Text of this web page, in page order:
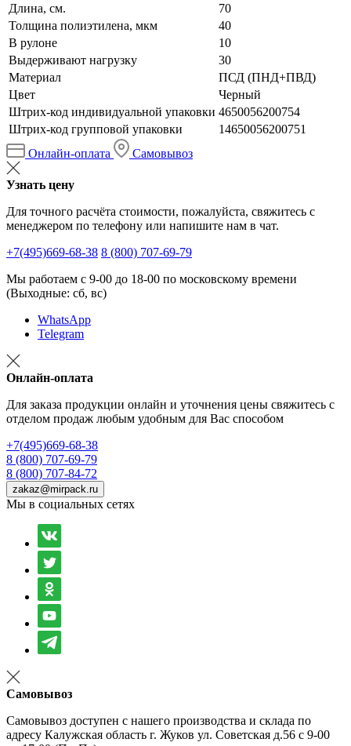
Длина, см.
70
Толщина полиэтилена, мкм
40
В рулоне
10
Выдерживают нагрузку
30
Материал
ПСД (ПНД+ПВД)
Цвет
Черный
Штрих-код индивидуальной упаковки 4650056200754
Штрих-код групповой упаковки
14650056200751
Онлайн-оплата
Самовывоз
Узнать цену
Для точного расчёта стоимости, пожалуйста, свяжитесь с
менеджером по телефону или напишите нам в чат.
+7(495)669-68-38 8 (800) 707-69-79
Мы работаем с 9-00 до 18-00 по московскому времени
(Выходные: сб, вс)
WhatsApp
Telegram
Онлайн-оплата
Для заказа продукции онлайн и уточнения цены свяжитесь с
отделом продаж любым удобным для Вас способом
+7(495)669-68-38
8 (800) 707-69-79
8 (800) 707-84-72
zakaz@mirpack.ru
Мы в социальных сетях
Самовывоз
Самовывоз доступен с нашего производства и склада по
адресу Калужская область г. Жуков ул. Советская д.56 с 9-00